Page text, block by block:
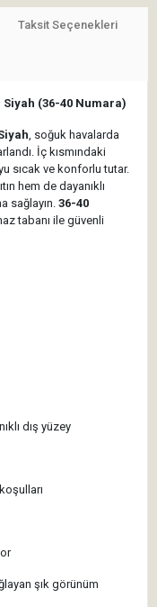
Taksit Seçenekleri
(36-40 Numara)
, soğuk havalarda
İç kısmındaki
sıcak ve konforlu tutar.
hem de dayanıklı
sağlayın. 36-40
tabanı ile güvenli
dış yüzey
şık görünüm